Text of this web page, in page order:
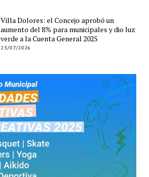
Villa Dolores: el Concejo aprobó un
aumento del 8% para municipales y dio luz
verde a la Cuenta General 2025
23/07/2026